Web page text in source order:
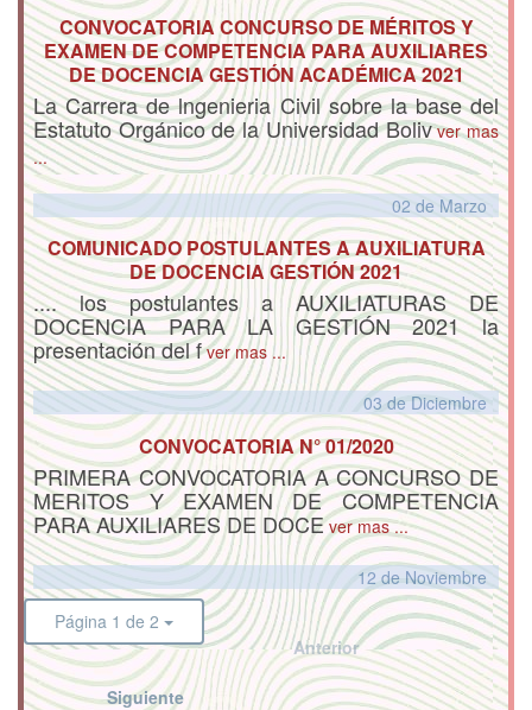
CONVOCATORIA CONCURSO DE MÉRITOS Y
EXAMEN DE COMPETENCIA PARA AUXILIARES
DE DOCENCIA GESTIÓN ACADÉMICA 2021
La Carrera de lngenieria Civil sobre la base del
Estatuto Orgánico de la Universidad Bolivver mas
...
02 de Marzo
COMUNICADO POSTULANTES A AUXILIATURA
DE DOCENCIA GESTIÓN 2021
.... los postulantes a AUXILIATURAS DE
DOCENCIA PARA LA GESTIÓN 2021 la
presentación del fver mas ...
03 de Diciembre
CONVOCATORIA N° 01/2020
PRIMERA CONVOCATORIA A CONCURSO DE
MERITOS Y EXAMEN DE COMPETENCIA
PARA AUXILIARES DE DOCEver mas ...
12 de Noviembre
Página 1 de 2
Anterior
Siguiente